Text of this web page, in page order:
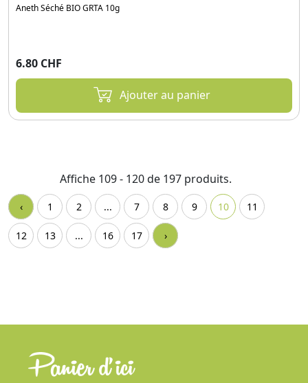
Aneth Séché BIO GRTA 10g
6.80 CHF
Ajouter au panier
Affiche 109 - 120 de 197 produits.
‹ 1 2 ... 7 8 9 10 11
12 13 ... 16 17 ›